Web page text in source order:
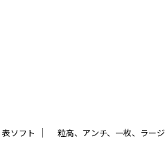
表ソフト ｜ 粒高、アンチ、一枚、ラージ